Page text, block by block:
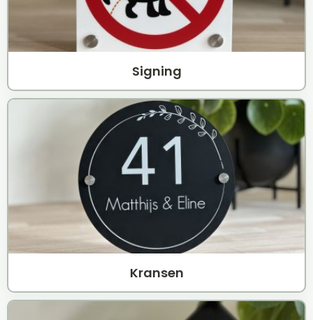
Signing
Kransen